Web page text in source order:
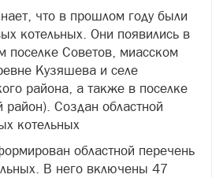
что в прошлом году были
котельных. Они появились в
поселке Советов, миасском
Кузяшева и селе
района, а также в поселке
Создан областной
котельных
областной перечень
В него включены 47